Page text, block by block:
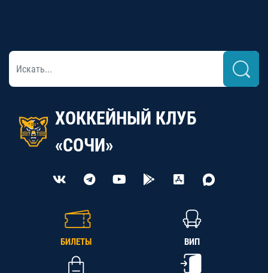
ХОККЕЙНЫЙ КЛУБ
«СОЧИ»
БИЛЕТЫ ВИП